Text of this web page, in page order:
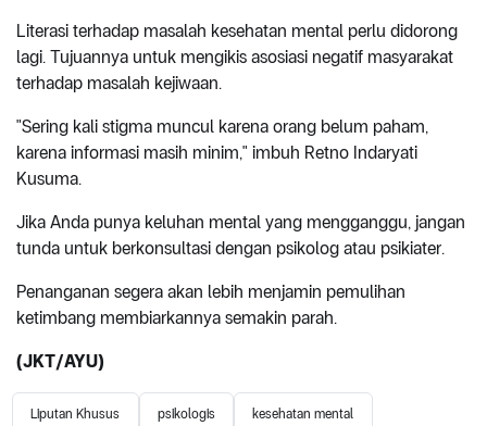
Literasi terhadap masalah kesehatan mental perlu didorong
lagi. Tujuannya untuk mengikis asosiasi negatif masyarakat
terhadap masalah kejiwaan.
"Sering kali stigma muncul karena orang belum paham,
karena informasi masih minim," imbuh Retno Indaryati
Kusuma.
Jika Anda punya keluhan mental yang mengganggu, jangan
tunda untuk berkonsultasi dengan psikolog atau psikiater.
Penanganan segera akan lebih menjamin pemulihan
ketimbang membiarkannya semakin parah.
(JKT/AYU)
Liputan Khusus psikologis kesehatan mental